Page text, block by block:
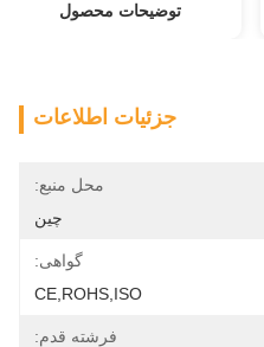
توضیحات محصول
جزئیات اطلاعات
محل منبع:
چین
گواهی:
CE,ROHS,ISO
فرشته قدم: